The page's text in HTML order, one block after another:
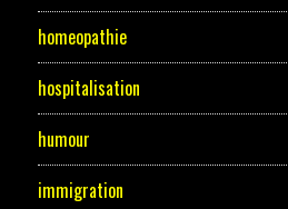
homeopathie
hospitalisation
humour
immigration